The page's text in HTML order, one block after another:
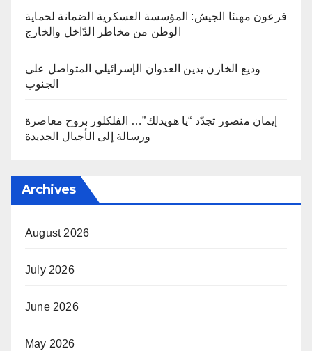
فرعون مهنئا الجيش: المؤسسة العسكرية الضمانة لحماية
الوطن من مخاطر الدّاخل والخارج
وديع الخازن يدين العدوان الإسرائيلي المتواصل على
الجنوب
إيمان منصور تجدّد “يا هويدلك”… الفلكلور بروح معاصرة
ورسالة إلى الأجيال الجديدة
Archives
August 2026
July 2026
June 2026
May 2026